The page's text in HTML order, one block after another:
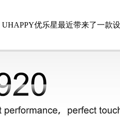
优乐星最近带来了一款